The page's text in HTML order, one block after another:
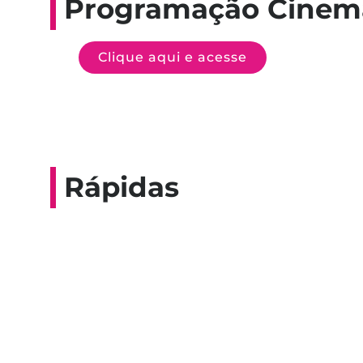
Programação
Clique aqui e acesse
Rápidas